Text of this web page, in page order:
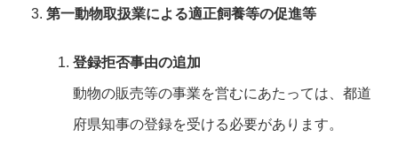
第一動物取扱業による適正飼養等の促進等
登録拒否事由の追加
動物の販売等の事業を営むにあたっては、都道
府県知事の登録を受ける必要があります。